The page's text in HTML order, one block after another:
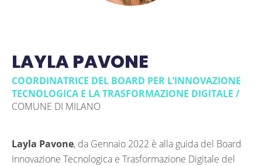
LAYLA PAVONE
COORDINATRICE DEL BOARD PER L’INNOVAZIONE
TECNOLOGICA E LA TRASFORMAZIONE DIGITALE /
COMUNE DI MILANO
Layla Pavone, da Gennaio 2022 è alla guida del Board
Innovazione Tecnologica e Trasformazione Digitale del